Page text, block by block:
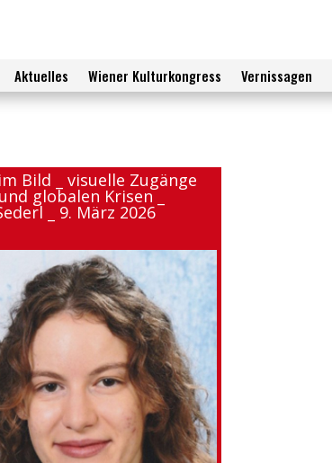
Aktuelles Wiener Kulturkongress Vernissagen
Bild _ visuelle Zugänge
globalen Krisen _
_ 9. März 2026